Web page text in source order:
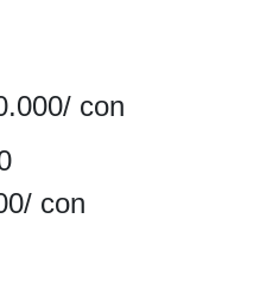
con
con